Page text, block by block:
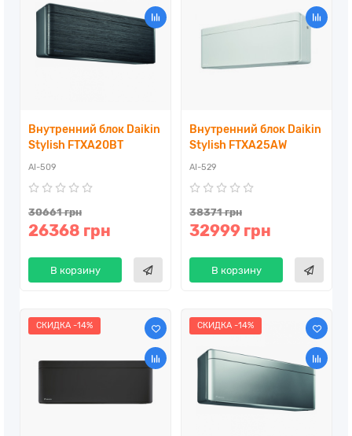
Внутренний блок Daikin
Stylish FTXA20BT
AI-509
30661 грн
26368 грн
В корзину
Внутренний блок Daikin
Stylish FTXA25AW
AI-529
38371 грн
32999 грн
В корзину
СКИДКА -14% СКИДКА -14%